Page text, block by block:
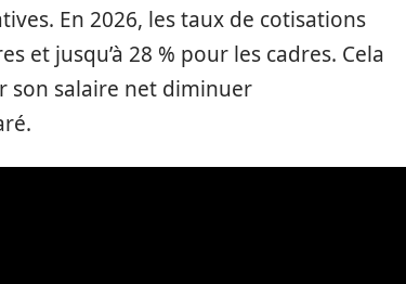
En 2026, les taux de cotisations
et jusqu’à 28 % pour les cadres. Cela
son salaire net diminuer